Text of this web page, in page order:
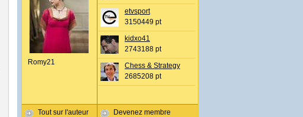
Romy21
Tout sur l'auteur
etvsport
3150449 pt
kidxo41
2743188 pt
Chess & Strategy
2685208 pt
Devenez membre